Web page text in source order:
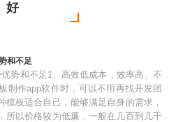
好
和不足
势和不足1、高效低成本，效率高、不
制作app软件时，可以不用再找开发团
模板适合自己，能够满足自身的需求，
所以价格较为低廉，一般在几百到几千